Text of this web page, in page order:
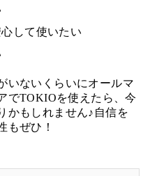
して使いたい
いないくらいにオールマ
でTOKIOを使えたら、今
かもしれません♪自信を
もぜひ！